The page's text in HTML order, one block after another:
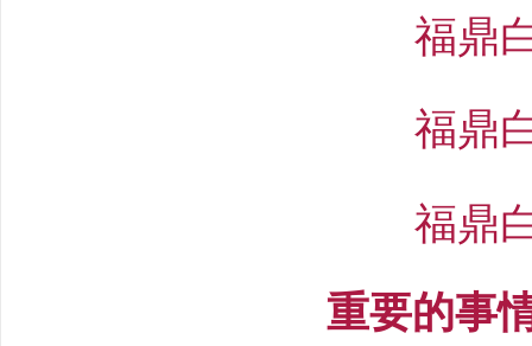
福鼎
福鼎
福鼎
重要的事